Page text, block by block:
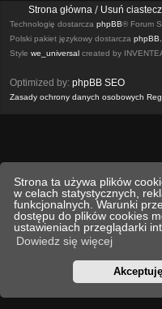
Strona ta używa plików
w celach statystycznych,
funkcjonalnych. Warunki
dostępu do plików cookies
ustawieniach przeglądarki
Dowiedz się więcej
Strona główna Usuń
Technologię dostarcza phpBB® Forum
Polski pakiet językowy dostarcza
Style we_universal created by
Optimized by: phpBB SEO
Zasady ochrony danych osobowych